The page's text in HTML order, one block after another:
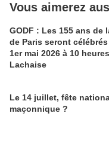
Vous aimerez
GODF : Les 155 ans de
de Paris seront
1er mai 2026 à 10
Lachaise
Le 14 juillet, fête
maçonnique ?